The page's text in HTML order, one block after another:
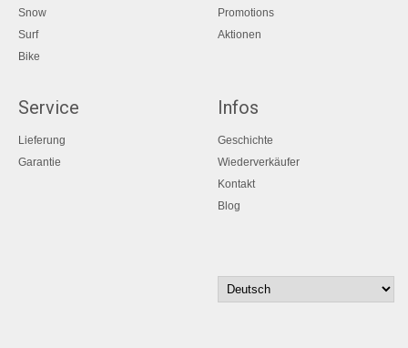
Snow
Surf
Bike
Promotions
Aktionen
Service
Lieferung
Garantie
Infos
Geschichte
Wiederverkäufer
Kontakt
Blog